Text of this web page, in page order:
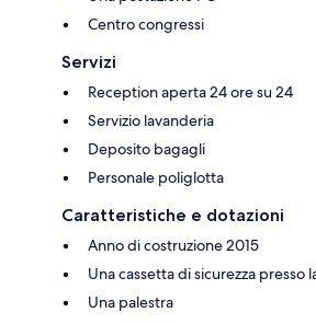
Centro congressi
Servizi
Reception aperta 24 ore su 24
Servizio lavanderia
Deposito bagagli
Personale poliglotta
Caratteristiche e dotazioni
Anno di costruzione 2015
Una cassetta di sicurezza presso
Una palestra